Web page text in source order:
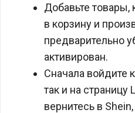
Добавьте товары,
в корзину и
предварительно
активирован.
Сначала войдите
так и на страницу
вернитесь в